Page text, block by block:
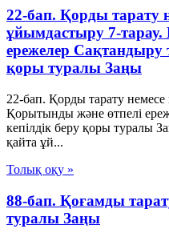
22-бап. Қорды тарату
ұйымдастыру 7-
ережелер Сақтандыру
қоры туралы Заңы
22-бап. Қорды тарату
Қорытынды және өтпелі
кепілдік беру қоры туралы
қайта ұй...
Толық оқу »
88-бап. Қоғамды
туралы Заңы